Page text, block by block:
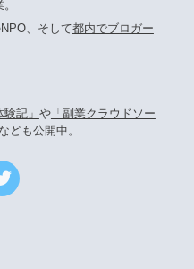
、そして都内でブロガー
記」 や「副業クラウドソー
なども公開中。